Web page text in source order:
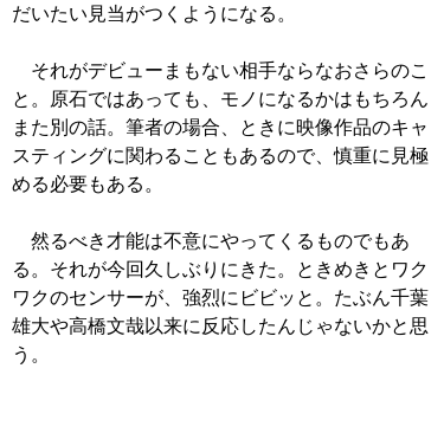
だいたい見当がつくようになる。
それがデビューまもない相手ならなおさらのこ
と。原石ではあっても、モノになるかはもちろん
また別の話。筆者の場合、ときに映像作品のキャ
スティングに関わることもあるので、慎重に見極
める必要もある。
然るべき才能は不意にやってくるものでもあ
る。それが今回久しぶりにきた。ときめきとワク
ワクのセンサーが、強烈にビビッと。たぶん千葉
雄大や高橋文哉以来に反応したんじゃないかと思
う。